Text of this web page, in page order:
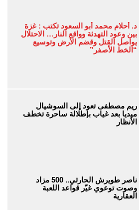
د. أحلام محمد أبو السعود تكتب : غزة
بين وعود التهدئة وواقع النار… الاحتلال
يواصل القتل وقضم الأرض وتوسيع
“الخط الأصفر”
ريم مصطفى تعود إلى السوشيال
ميديا بعد غياب بإطلالة ساحرة تخطف
الأنظار
ناصر طويرش الحارثي.. 500 مزاد
وصوت توعوي غيّر قواعد اللعبة
العقارية